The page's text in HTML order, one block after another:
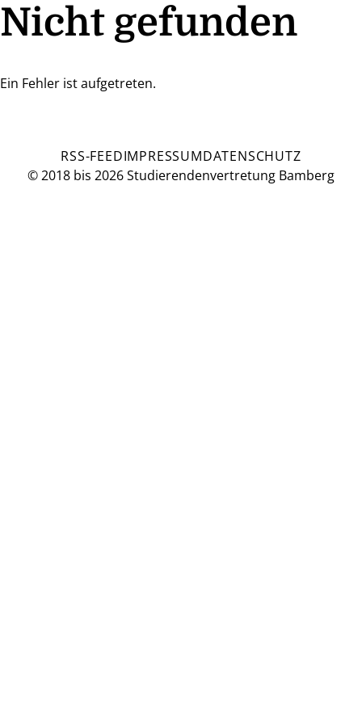
Nicht gefunden
Ein Fehler ist aufgetreten.
© 2018 bis 2026 Studierendenvertretung Bamberg
RSS-FEEDIMPRESSUMDATENSCHUTZ